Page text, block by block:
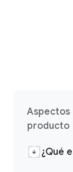
Aspectos
producto
¿Qué